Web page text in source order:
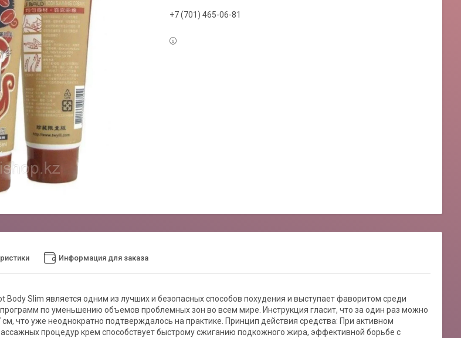
+7 (701) 465-06-81
Информация для заказа
Body Slim является одним из лучших и безопасных способов похудения и выступает фаворитом среди
по уменьшению объемов проблемных зон во всем мире. Инструкция гласит, что за один раз можно
что уже неоднократно подтверждалось на практике. Принцип действия средства: При активном
процедур крем способствует быстрому сжиганию подкожного жира, эффективной борьбе с